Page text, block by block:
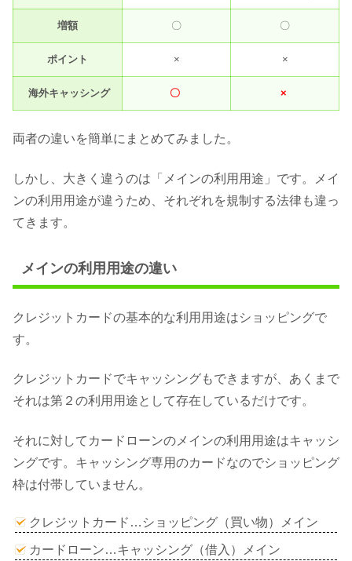
増額 〇 〇
ポイント × ×
海外キャッシング 〇 ×
両者の違いを簡単にまとめてみました。
しかし、大きく違うのは「メインの利用用途」です。メイ
ンの利用用途が違うため、それぞれを規制する法律も違っ
てきます。
メインの利用用途の違い
クレジットカードの基本的な利用用途はショッピングで
す。
クレジットカードでキャッシングもできますが、あくまで
それは第２の利用用途として存在しているだけです。
それに対してカードローンのメインの利用用途はキャッシ
ングです。キャッシング専用のカードなのでショッピング
枠は付帯していません。
クレジットカード…ショッピング（買い物）メイン
カードローン…キャッシング（借入）メイン